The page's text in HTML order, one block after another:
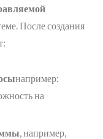
После создания
например:
на
, например,